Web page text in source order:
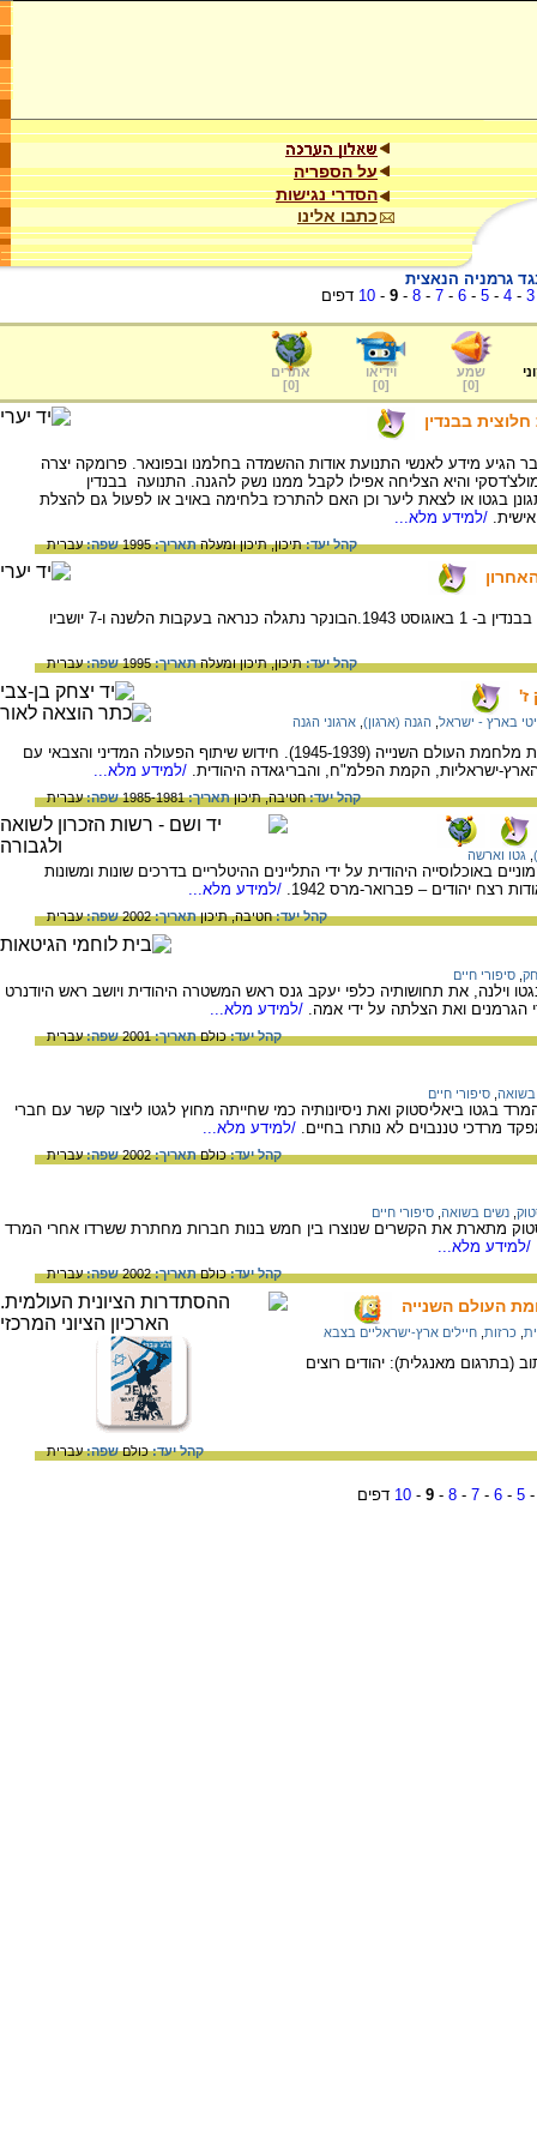
על הספריה
הסדרי נגישות
כתבו אלינו
גרמניה הנאצית
3
-
4
-
5
-
6
-
7
-
8
-
9
-
10 דפים
שמע
[
0
]
וידיאו
[
0
]
אתרים
[
0
]
בבנדין
הגיע מידע לאנשי התנועת אודות ההשמדה בחלמנו ובפונאר. פרומקה יצרה
והיא הצליחה אפילו לקבל ממנו נשק להגנה. התנועה בבנדין
בגטו או לצאת ליער וכן האם להתרכז בלחימה באויב או לפעול גם להצלת
/למידע מלא...
קהל יעד:תיכון,תיכון ומעלהתאריך:1995 שפה:עברית
תיאור שעותיה האחרונות של פרומקה בבונקר בבנדין ב- 1 באוגוסט 1943.הבונקר נתגלה כנראה בעקבות הלשנה ו-7 יושביו
קהל יעד:תיכון,תיכון ומעלהתאריך:1995 שפה:עברית
ז'
בארץ - ישראל הגנה (ארגון) ארגוני הגנה
על התמורות בהתגבשות הכוח הצבאי בתקופת מלחמת העולם השנייה (1945-1939). חידוש שיתוף הפעולה המדיני והצבאי עם
ישראליות, הקמת הפלמ"ח, והבריגאדה היהודית. /למידע מלא...
קהל יעד:חטיבה,תיכוןתאריך:1985-1981 שפה:עברית
גטו וארשה
באוכלוסייה היהודית על ידי התליינים ההיטלריים בדרכים שונות ומשונות
רצח יהודים – פברואר-מרס 1942.
/למידע מלא...
קהל יעד:חטיבה,תיכוןתאריך:2002 שפה:עברית
סיפורי חיים
את תחושותיה כלפי יעקב גנס ראש המשטרה היהודית ויושב ראש היודנרט
הגרמנים ואת הצלתה על ידי אמה. /למידע מלא...
קהל יעד:כולםתאריך:2001 שפה:עברית
בשואה סיפורי חיים
בגטו ביאליסטוק ואת ניסיונותיה כמי שחייתה מחוץ לגטו ליצור קשר עם חברי
מרדכי טננבוים לא נותרו בחיים. /למידע מלא...
קהל יעד:כולםתאריך:2002 שפה:עברית
נשים בשואה סיפורי חיים
מתארת את הקשרים שנוצרו בין חמש בנות חברות מחתרת ששרדו אחרי המרד
/למידע מלא...
קהל יעד:כולםתאריך:2002 שפה:עברית
העולם השנייה
כרזות חיילים ארץ-ישראליים בצבא
(בתרגום מאנגלית): יהודים רוצים
קהל יעד:כולםשפה:עברית
5
-
6
-
7
-
8
-
9
-
10 דפים